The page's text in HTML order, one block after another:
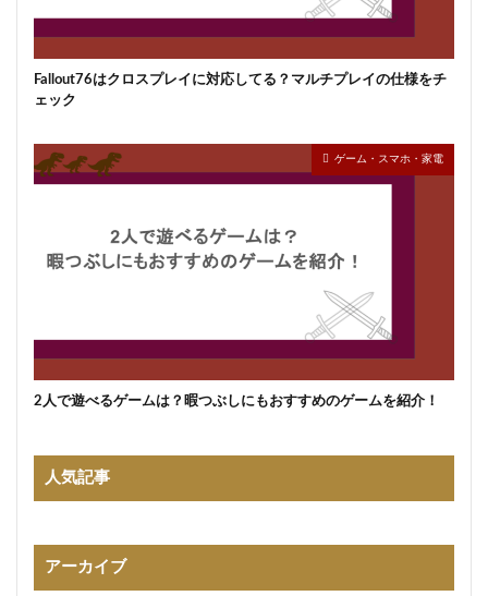
Fallout76はクロスプレイに対応してる？マルチプレイの仕様をチ
ェック
ゲーム・スマホ・家電
2人で遊べるゲームは？暇つぶしにもおすすめのゲームを紹介！
人気記事
アーカイブ